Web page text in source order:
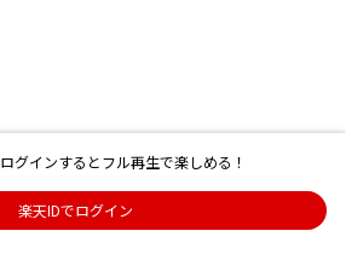
ログインするとフル再生で楽しめる！
楽天IDでログイン